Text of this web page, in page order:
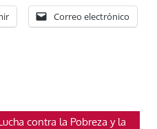
Correo electrónico
contra la Pobreza y la